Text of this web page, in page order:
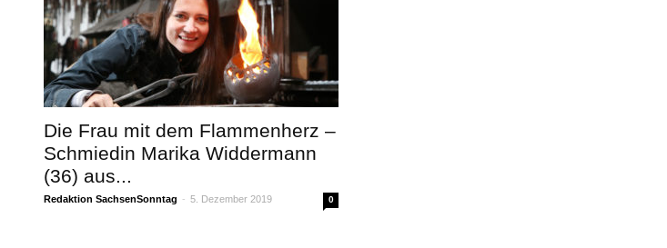
Die Frau mit dem Flammenherz –
Schmiedin Marika Widdermann
(36) aus...
Redaktion SachsenSonntag - 5. Dezember 2019 0